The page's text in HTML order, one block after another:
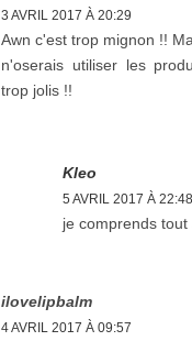
3 AVRIL 2017 À 20:29
Awn c'est trop mignon !!
n'oserais utiliser les
trop jolis !!
Kleo
5 AVRIL 2017 À 22:48
je comprends tout
ilovelipbalm
4 AVRIL 2017 À 09:57